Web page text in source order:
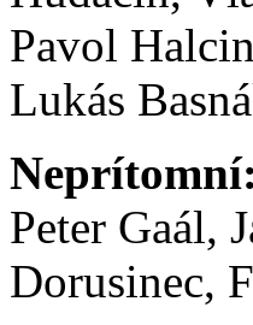
Pavol
Lukás
Neprítomní:
Peter Gaál,
Dorusinec,